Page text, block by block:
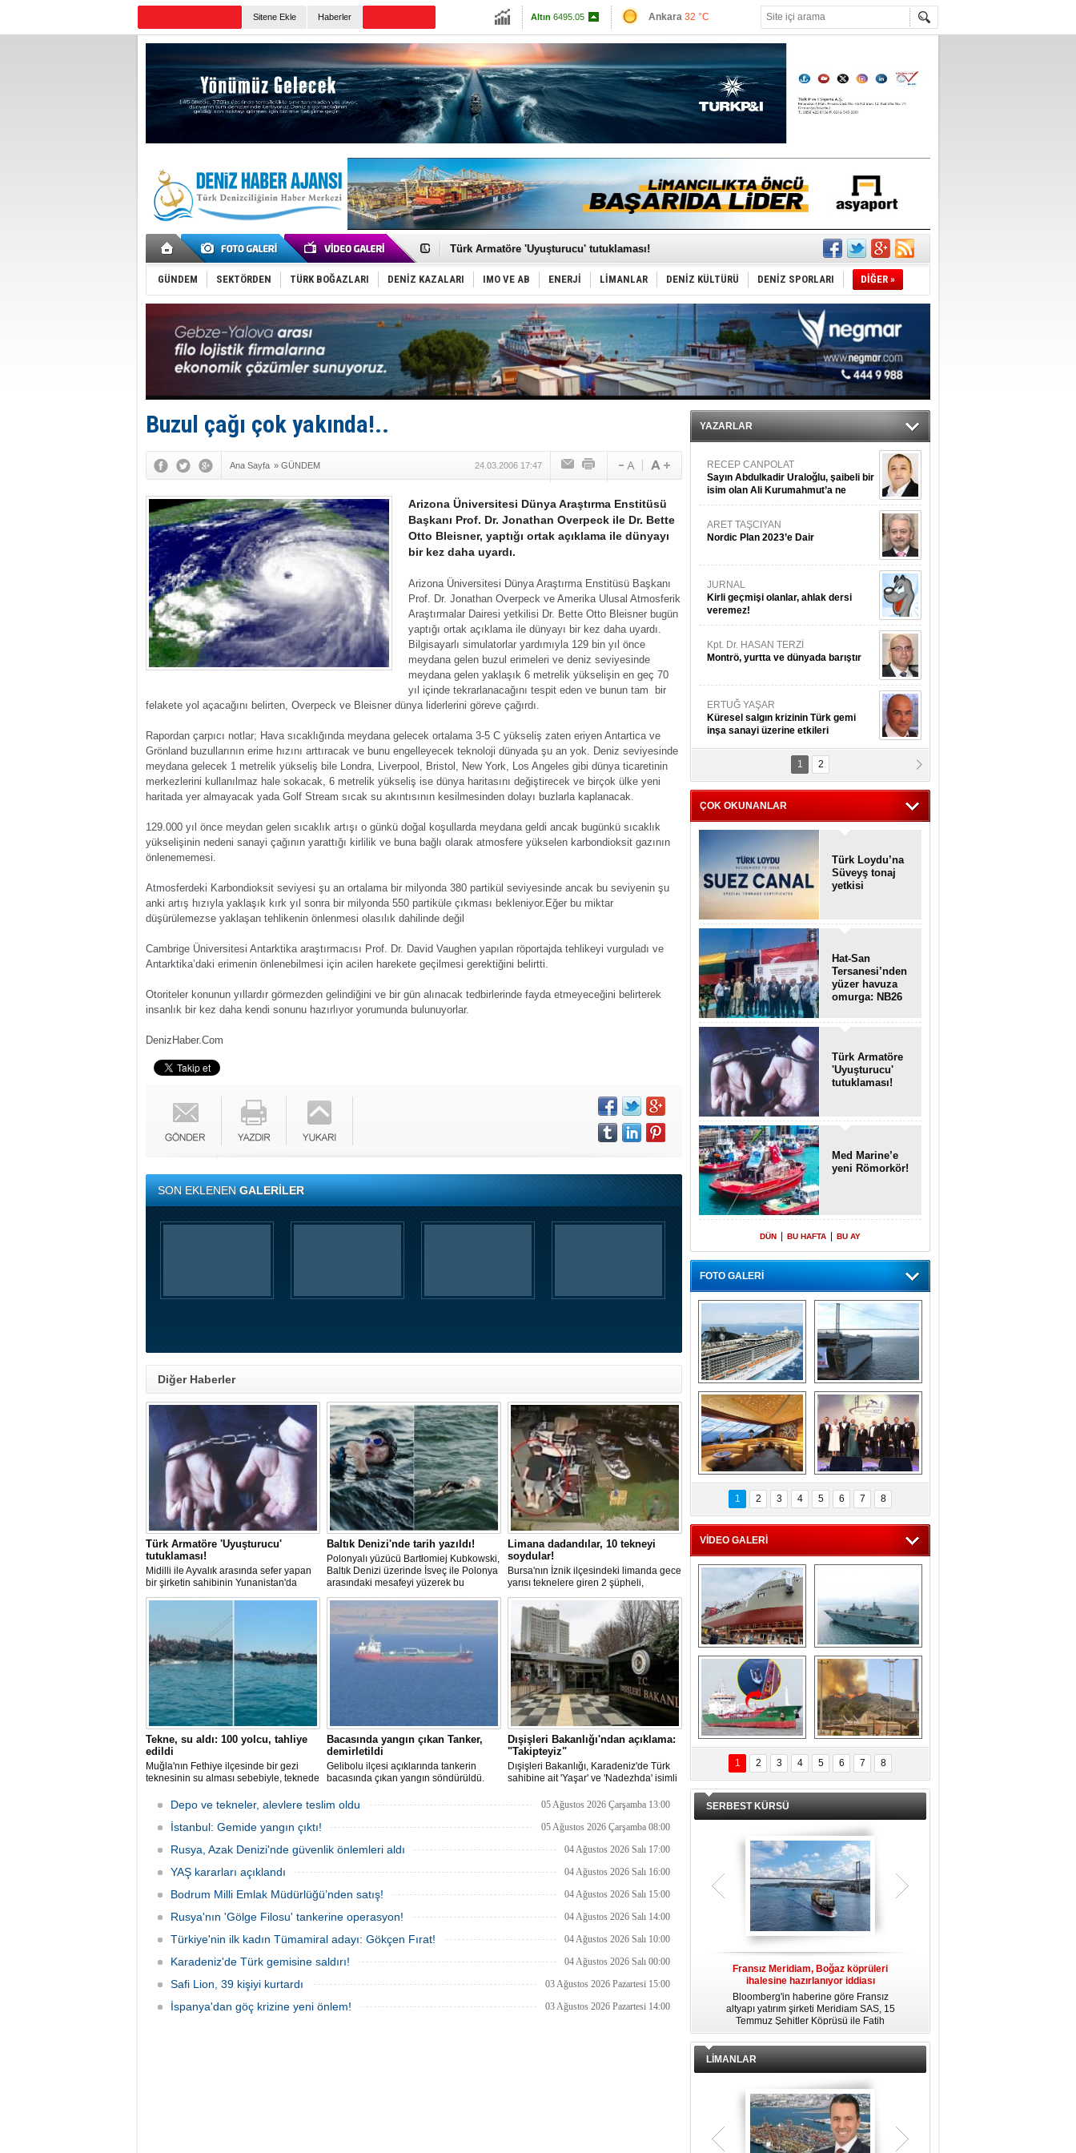
Sitene Ekle Haberler
Altın 6495.05
Euro55.0399
Ankara 32 °C
Antalya32 °C
Muğla 32 °C
Çanakkale 34 °C
PROYAD, yat mürettebatı için yurt dışı harcı için düzenleme istiyor
Türk Armatöre 'Uyuşturucu' tutuklaması!
Deniz turizminde yeni ‘Ceza Rejimi’!
DÖDER, 28. Dönem Yönetim Kurulu Başkanını seçti!
Fairline, Türkiye’de ‘SoleMarin’i seçti
Baltık Denizi'nde tarih yazıldı!
Runit kubbesi okyanusun derinliklerinde halkı tehdit ediyor
Limana dadandılar, 10 tekneyi soydular!
Türk Loydu’na Süveyş tonaj yetkisi
Hüseyin Mengi: “Yapay Zekâ, Ustanın yerini alamaz”
Hat-San Tersanesi’nden yüzer havuza omurga: NB26
Med Marine’e yeni Römorkör!
GÜNDEM SEKTÖRDEN TÜRK BOĞAZLARI DENİZ KAZALARI IMO VE AB ENERJİ LİMANLAR DENİZ KÜLTÜRÜ DENİZ SPORLARI DİĞER »
Buzul çağı çok yakında!..
Ana Sayfa » GÜNDEM 24.03.2006 17:47
Arizona Üniversitesi Dünya Araştırma Enstitüsü
Başkanı Prof. Dr. Jonathan Overpeck ile Dr. Bette
Otto Bleisner, yaptığı ortak açıklama ile dünyayı
bir kez daha uyardı.
Arizona Üniversitesi Dünya Araştırma Enstitüsü Başkanı
Prof. Dr. Jonathan Overpeck ve Amerika Ulusal Atmosferik
Araştırmalar Dairesi yetkilisi Dr. Bette Otto Bleisner bugün
yaptığı ortak açıklama ile dünyayı bir kez daha uyardı.
Bilgisayarlı simulatorlar yardımıyla 129 bin yıl önce
meydana gelen buzul erimeleri ve deniz seviyesinde
meydana gelen yaklaşık 6 metrelik yükselişin en geç 70
yıl içinde tekrarlanacağını tespit eden ve bunun tam bir
felakete yol açacağını belirten, Overpeck ve Bleisner dünya liderlerini göreve çağırdı.
Rapordan çarpıcı notlar; Hava sıcaklığında meydana gelecek ortalama 3-5 C yükseliş zaten eriyen Antartica ve
Grönland buzullarının erime hızını arttıracak ve bunu engelleyecek teknoloji dünyada şu an yok. Deniz seviyesinde
meydana gelecek 1 metrelik yükseliş bile Londra, Liverpool, Bristol, New York, Los Angeles gibi dünya ticaretinin
merkezlerini kullanılmaz hale sokacak, 6 metrelik yükseliş ise dünya haritasını değiştirecek ve birçok ülke yeni
haritada yer almayacak yada Golf Stream sıcak su akıntısının kesilmesinden dolayı buzlarla kaplanacak.
129.000 yıl önce meydan gelen sıcaklık artışı o günkü doğal koşullarda meydana geldi ancak bugünkü sıcaklık
yükselişinin nedeni sanayi çağının yarattığı kirlilik ve buna bağlı olarak atmosfere yükselen karbondioksit gazının
önlenememesi.
Atmosferdeki Karbondioksit seviyesi şu an ortalama bir milyonda 380 partikül seviyesinde ancak bu seviyenin şu
anki artış hızıyla yaklaşık kırk yıl sonra bir milyonda 550 partiküle çıkması bekleniyor.Eğer bu miktar
düşürülemezse yaklaşan tehlikenin önlenmesi olasılık dahilinde değil
Cambrige Üniversitesi Antarktika araştırmacısı Prof. Dr. David Vaughen yapılan röportajda tehlikeyi vurguladı ve
Antarktika’daki erimenin önlenebilmesi için acilen harekete geçilmesi gerektiğini belirtti.
Otoriteler konunun yıllardır görmezden gelindiğini ve bir gün alınacak tedbirlerinde fayda etmeyeceğini belirterek
insanlık bir kez daha kendi sonunu hazırlıyor yorumunda bulunuyorlar.
DenizHaber.Com
SON EKLENENGALERİLER
Diğer Haberler
Türk Armatöre 'Uyuşturucu'
tutuklaması!
Midilli ile Ayvalık arasında sefer yapan
bir şirketin sahibinin Yunanistan'da
tutuklandığı bildirildi.
Baltık Denizi'nde tarih yazıldı!
Polonyalı yüzücü Bartłomiej Kubkowski,
Baltık Denizi üzerinde İsveç ile Polonya
arasındaki mesafeyi yüzerek bu
başarının ilk örneği olarak tarihe geçti.
Limana dadandılar, 10 tekneyi
soydular!
Bursa'nın İznik ilçesindeki limanda gece
yarısı teknelere giren 2 şüpheli,
elektronik cihazlar ve değerli eşyalar
çaldı. Olay, güvenlik kameralarına
yansıdı, tekne sahiplerinin ihbarıyla
jandarma inceleme başlattı.
Tekne, su aldı: 100 yolcu, tahliye
edildi
Muğla'nın Fethiye ilçesinde bir gezi
teknesinin su alması sebebiyle, teknede
teknenin batmaması için bölgede
kurtarma çalışması başlatıldı.
Bacasında yangın çıkan Tanker,
demirletildi
Gelibolu ilçesi açıklarında tankerin
bacasında çıkan yangın söndürüldü.
Sahası'na demirletildi.
Dışişleri Bakanlığı'ndan açıklama:
"Takipteyiz"
Dışişleri Bakanlığı, Karadeniz'de Türk
sahibine ait 'Yaşar' ve 'Nadezhda' isimli
araçlarıyla gerçekleştirilen saldırıda
güvenliğinin yakından takip edildiğini
Depo ve tekneler, alevlere teslim oldu 05 Ağustos 2026 Çarşamba 13:00
İstanbul: Gemide yangın çıktı! 05 Ağustos 2026 Çarşamba 08:00
Rusya, Azak Denizi'nde güvenlik önlemleri aldı 04 Ağustos 2026 Salı 17:00
YAŞ kararları açıklandı 04 Ağustos 2026 Salı 16:00
Bodrum Milli Emlak Müdürlüğü’nden satış! 04 Ağustos 2026 Salı 15:00
Rusya'nın 'Gölge Filosu' tankerine operasyon! 04 Ağustos 2026 Salı 14:00
Türkiye'nin ilk kadın Tümamiral adayı: Gökçen Fırat! 04 Ağustos 2026 Salı 10:00
Karadeniz'de Türk gemisine saldırı! 04 Ağustos 2026 Salı 00:00
Safi Lion, 39 kişiyi kurtardı 03 Ağustos 2026 Pazartesi 15:00
İspanya'dan göç krizine yeni önlem! 03 Ağustos 2026 Pazartesi 14:00
YAZARLAR
RECEP CANPOLAT
Sayın Abdulkadir Uraloğlu, şaibeli bir
isim olan Ali Kurumahmut’a ne
danışıyorsunuz?
ARET TAŞCIYAN
Nordic Plan 2023’e Dair
JURNAL
Kirli geçmişi olanlar, ahlak dersi
veremez!
Kpt. Dr. HASAN TERZİ
Montrö, yurtta ve dünyada barıştır
ERTUĞ YAŞAR
Küresel salgın krizinin Türk gemi
inşa sanayi üzerine etkileri
Kpt. MESUT AZMİ GÖKSOY
ithafen...
1 2
ÇOK OKUNANLAR
Türk Loydu’na
Süveyş tonaj
yetkisi
Hat-San
Tersanesi’nden
yüzer havuza
omurga: NB26
Türk Armatöre
'Uyuşturucu'
tutuklaması!
Med Marine’e
yeni Römorkör!
DÜN BU HAFTA BU AY
FOTO GALERİ
“Gemi içinde gemi”
konsepti ile MSC
Splendida
Dünyada tek!
Denizaltı yüzer
havuzu intikal
seyrine başladı
MSC'den 55 milyon
euroluk turizm geliri
müjdesi
5. Bosphorus Ship
Brokers Dinner,
İstanbul’da yapıldı
1 2 3 4 5 6 7 8
VİDEO GALERİ
Çeksan Tersanesi,
Başaran Bayrak
tankerini suya
indirdi
TCG Anadolu,
tersane teknik
seyrini tamamladı
Göçmenlerin
imdadına Türk
sahipli MINA DENIZ
yetişti
Milas’taki yangın
yeniden termik
santrallere doğru
ilerliyor
1 2 3 4 5 6 7 8
SERBEST KÜRSÜ
Fransız Meridiam, Boğaz köprüleri
ihalesine hazırlanıyor iddiası
Bloomberg'in haberine göre Fransız
altyapı yatırım şirketi Meridiam SAS, 15
Temmuz Şehitler Köprüsü ile Fatih
Sultan Mehmet Köprüsü'nün
özelleştirilmesine yönelik ihaleyle
zamanda kendi yat limanı, helikopter
pisti ve seçkin villaları da içeren koca
LİMANLAR